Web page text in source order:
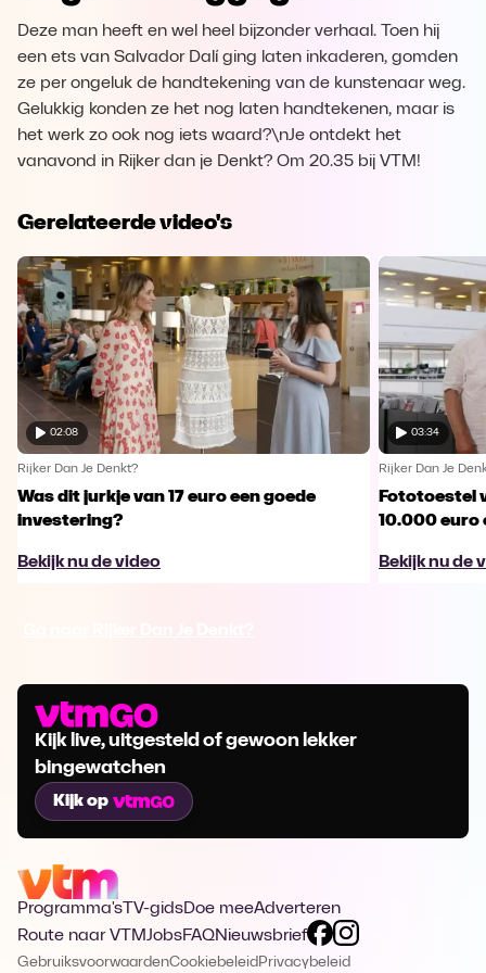
Deze man heeft en wel heel bijzonder verhaal. Toen hij
een ets van Salvador Dalí ging laten inkaderen, gomden
ze per ongeluk de handtekening van de kunstenaar weg.
Gelukkig konden ze het nog laten handtekenen, maar is
het werk zo ook nog iets waard?\nJe ontdekt het
vanavond in Rijker dan je Denkt? Om 20.35 bij VTM!
Gerelateerde video's
02:08
Rijker Dan Je Denkt?
Was dit jurkje van 17 euro een goede
investering?
Bekijk nu de video
03:34
Rijker Dan Je
Fototoestel
10.000 euro
Bekijk nu de
Kijk live, uitgesteld of gewoon lekker
bingewatchen
Kijk op
Programma's TV-gidsDoe meeAdverteren
Route naar VTMJobsFAQNieuwsbrief
GebruiksvoorwaardenCookiebeleid Privacybeleid